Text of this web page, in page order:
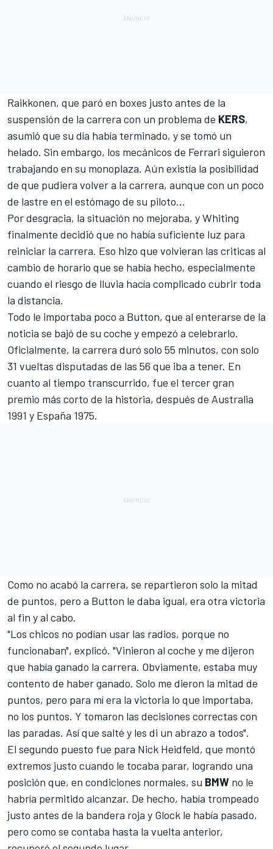
Raikkonen, que paró en boxes justo antes de la
suspensión de la carrera con un problema de KERS,
asumió que su día había terminado, y se tomó un
helado. Sin embargo, los mecánicos de Ferrari siguieron
trabajando en su monoplaza. Aún existía la posibilidad
de que pudiera volver a la carrera, aunque con un poco
de lastre en el estómago de su piloto...
Por desgracia, la situación no mejoraba, y Whiting
finalmente decidió que no había suficiente luz para
reiniciar la carrera. Eso hizo que volvieran las criticas al
cambio de horario que se había hecho, especialmente
cuando el riesgo de lluvia hacía complicado cubrir toda
la distancia.
Todo le importaba poco a Button, que al enterarse de la
noticia se bajó de su coche y empezó a celebrarlo.
Oficialmente, la carrera duró solo 55 minutos, con solo
31 vueltas disputadas de las 56 que iba a tener. En
cuanto al tiempo transcurrido, fue el tercer gran
premio más corto de la historia, después de Australia
1991 y España 1975.
Como no acabó la carrera, se repartieron solo la mitad
de puntos, pero a Button le daba igual, era otra victoria
al fin y al cabo.
"Los chicos no podían usar las radios, porque no
funcionaban", explicó. "Vinieron al coche y me dijeron
que había ganado la carrera. Obviamente, estaba muy
contento de haber ganado. Solo me dieron la mitad de
puntos, pero para mí era la victoria lo que importaba,
no los puntos. Y tomaron las decisiones correctas con
las paradas. Así que salté y les di un abrazo a todos".
El segundo puesto fue para Nick Heidfeld, que montó
extremos justo cuando le tocaba parar, logrando una
posición que, en condiciones normales, su BMW no le
habría permitido alcanzar. De hecho, había trompeado
justo antes de la bandera roja y Glock le había pasado,
pero como se contaba hasta la vuelta anterior,